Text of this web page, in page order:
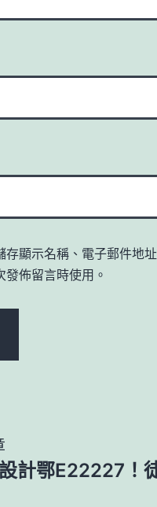
存顯示名稱、電子郵件地
佈留言時使用。
計鄂E22227！